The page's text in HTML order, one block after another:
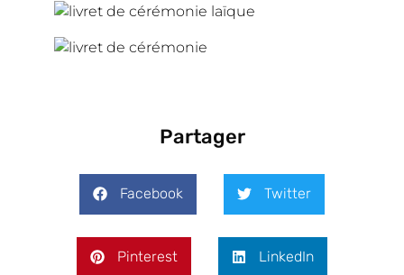
Partager
Facebook Twitter
Pinterest LinkedIn